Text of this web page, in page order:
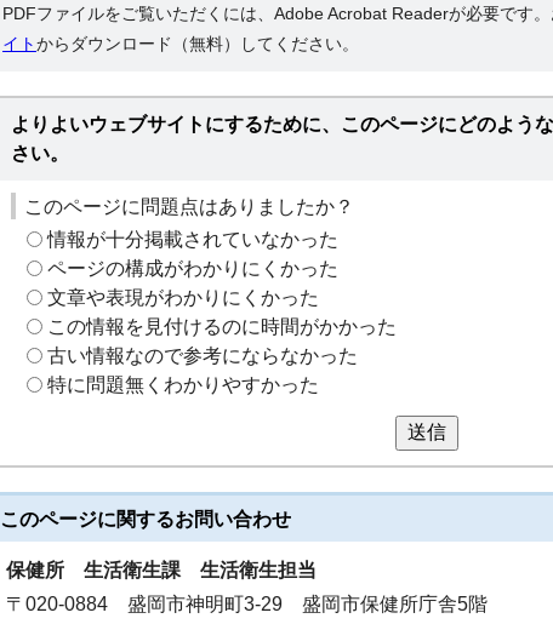
PDFファイルをご覧いただくには、Adobe Acrobat Readerが必要です
イトからダウンロード（無料）してください。
よりよいウェブサイトにするために、このページにどのよう
さい。
このページに問題点はありましたか？
情報が十分掲載されていなかった
ページの構成がわかりにくかった
文章や表現がわかりにくかった
この情報を見付けるのに時間がかかった
古い情報なので参考にならなかった
特に問題無くわかりやすかった
送信
このページに関するお問い合わせ
保健所 生活衛生課 生活衛生担当
〒020-0884 盛岡市神明町3-29 盛岡市保健所庁舎5階